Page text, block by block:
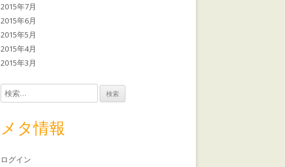
2015年7月
2015年6月
2015年5月
2015年4月
2015年3月
検索:
メタ情報
ログイン